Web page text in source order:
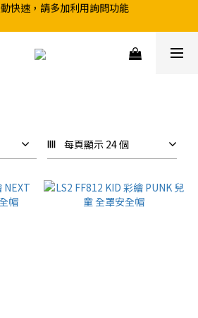
、宅配滿490 享免運優惠
購商品前，請先致電詢問庫存
、宅配滿490 享免運優惠
每頁顯示 24 個